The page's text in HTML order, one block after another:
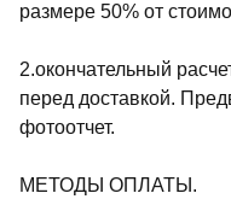
размере 50% от
2.окончательный
перед доставкой.
фотоотчет.
МЕТОДЫ ОПЛАТЫ.